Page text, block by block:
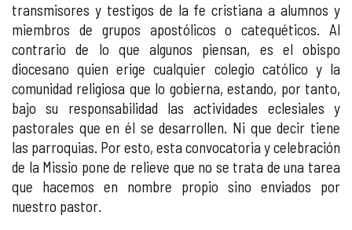
transmisores y testigos de la fe cristiana a alumnos y
miembros de grupos apostólicos o catequéticos. Al
contrario de lo que algunos piensan, es el obispo
diocesano quien erige cualquier colegio católico y la
comunidad religiosa que lo gobierna, estando, por tanto,
bajo su responsabilidad las actividades eclesiales y
pastorales que en él se desarrollen. Ni que decir tiene
las parroquias. Por esto, esta convocatoria y celebración
de la Missio pone de relieve que no se trata de una tarea
que hacemos en nombre propio sino enviados por
nuestro pastor.